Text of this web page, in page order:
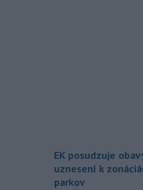
EK posudzuje
uznesení k
parkov